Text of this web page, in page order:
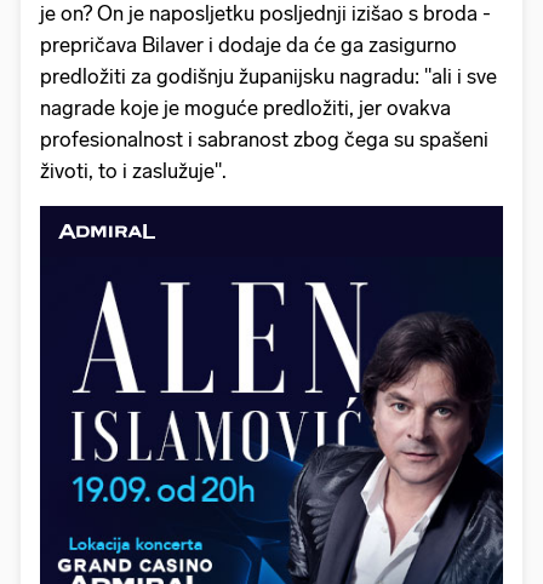
je on? On je naposljetku posljednji izišao s broda -
prepričava Bilaver i dodaje da će ga zasigurno
predložiti za godišnju županijsku nagradu: "ali i sve
nagrade koje je moguće predložiti, jer ovakva
profesionalnost i sabranost zbog čega su spašeni
životi, to i zaslužuje".